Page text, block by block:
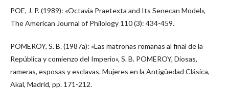
POE, J. P. (1989): «Octavia Praetexta and Its Senecan Model»,
The American Journal of Philology 110 (3): 434-459.
POMEROY, S. B. (1987a): «Las matronas romanas al final de la
República y comienzo del Imperio», S. B. POMEROY, Diosas,
rameras, esposas y esclavas. Mujeres en la Antigüedad Clásica,
Akal, Madrid, pp. 171-212.